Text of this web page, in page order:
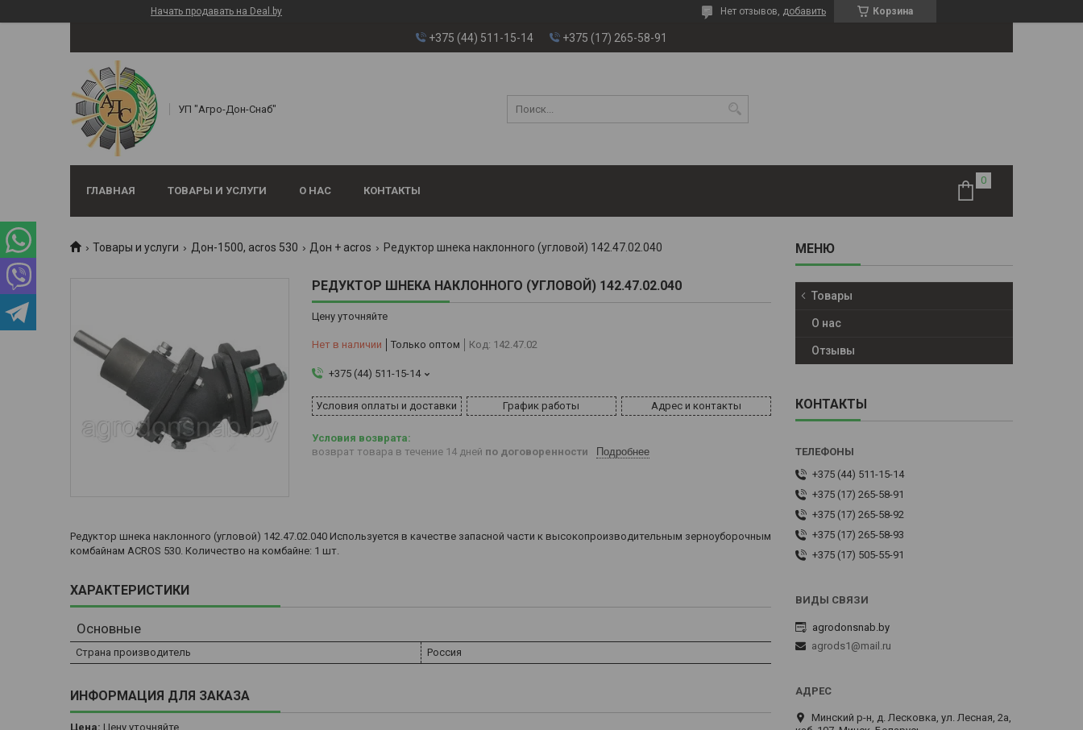
Начать продавать на Deal.by Корзина
Нет отзывов, добавить
+375 (44) 511-15-14 +375 (17) 265-58-91
УП "Агро-Дон-Снаб"
ГЛАВНАЯ ТОВАРЫ И УСЛУГИ О НАС КОНТАКТЫ
Товары и услуги Дон-1500, аcros 530 Дон + acros Редуктор шнека наклонного (угловой) 142.47.02.040
РЕДУКТОР ШНЕКА НАКЛОННОГО (УГЛОВОЙ) 142.47.02.040
Цену уточняйте
Нет в наличии Только оптом Код: 142.47.02
+375 (44) 511-15-14
Условия оплаты и доставки График работы Адрес и контакты
возврат товара в течение 14 дней по договоренности Подробнее
Редуктор шнека наклонного (угловой) 142.47.02.040 Используется в качестве запасной части к высокопроизводительным зерноуборочным
комбайнам ACROS 530. Количество на комбайне: 1 шт.
ХАРАКТЕРИСТИКИ
Основные
Страна производитель Россия
ИНФОРМАЦИЯ ДЛЯ ЗАКАЗА
Цена: Цену уточняйте
Товары
О нас
Отзывы
КОНТАКТЫ
+375 (44) 511-15-14
+375 (17) 265-58-91
+375 (17) 265-58-92
+375 (17) 265-58-93
+375 (17) 505-55-91
agrodonsnab.by
agrods1@mail.ru
Минский р-н, д. Лесковка, ул. Лесная, 2а,